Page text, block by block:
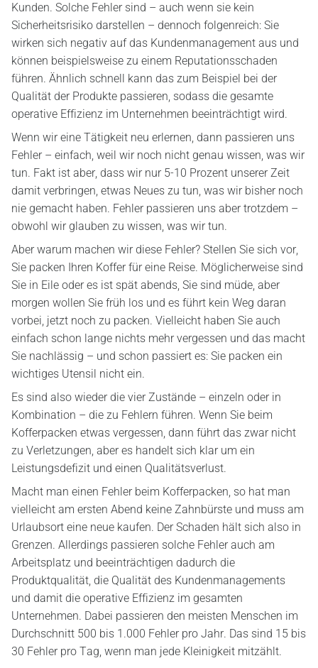
Kunden. Solche Fehler sind – auch wenn sie kein
Sicherheitsrisiko darstellen – dennoch folgenreich: Sie
wirken sich negativ auf das Kundenmanagement aus und
können beispielsweise zu einem Reputationsschaden
führen. Ähnlich schnell kann das zum Beispiel bei der
Qualität der Produkte passieren, sodass die gesamte
operative Effizienz im Unternehmen beeinträchtigt wird.
Wenn wir eine Tätigkeit neu erlernen, dann passieren uns
Fehler – einfach, weil wir noch nicht genau wissen, was wir
tun. Fakt ist aber, dass wir nur 5-10 Prozent unserer Zeit
damit verbringen, etwas Neues zu tun, was wir bisher noch
nie gemacht haben. Fehler passieren uns aber trotzdem –
obwohl wir glauben zu wissen, was wir tun.
Aber warum machen wir diese Fehler? Stellen Sie sich vor,
Sie packen Ihren Koffer für eine Reise. Möglicherweise sind
Sie in Eile oder es ist spät abends, Sie sind müde, aber
morgen wollen Sie früh los und es führt kein Weg daran
vorbei, jetzt noch zu packen. Vielleicht haben Sie auch
einfach schon lange nichts mehr vergessen und das macht
Sie nachlässig – und schon passiert es: Sie packen ein
wichtiges Utensil nicht ein.
Es sind also wieder die vier Zustände – einzeln oder in
Kombination – die zu Fehlern führen. Wenn Sie beim
Kofferpacken etwas vergessen, dann führt das zwar nicht
zu Verletzungen, aber es handelt sich klar um ein
Leistungsdefizit und einen Qualitätsverlust.
Macht man einen Fehler beim Kofferpacken, so hat man
vielleicht am ersten Abend keine Zahnbürste und muss am
Urlaubsort eine neue kaufen. Der Schaden hält sich also in
Grenzen. Allerdings passieren solche Fehler auch am
Arbeitsplatz und beeinträchtigen dadurch die
Produktqualität, die Qualität des Kundenmanagements
und damit die operative Effizienz im gesamten
Unternehmen. Dabei passieren den meisten Menschen im
Durchschnitt 500 bis 1.000 Fehler pro Jahr. Das sind 15 bis
30 Fehler pro Tag, wenn man jede Kleinigkeit mitzählt.